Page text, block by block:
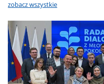
zobacz wszystkie